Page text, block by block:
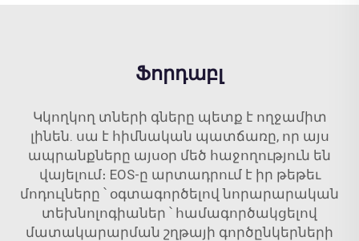
Ֆորդաբլ
Կկողկող տների գները պետք է ողջամիտ
լինեն. սա է հիմնական պատճառը, որ այս
ապրանքները այսօր մեծ հաջողություն են
վայելում։ EOS-ը արտադրում է իր թեթեւ
մոդուլները ՝ օգտագործելով նորարարական
տեխնոլոգիաներ ՝ համագործակցելով
մատակարարման շղթայի գործընկերների